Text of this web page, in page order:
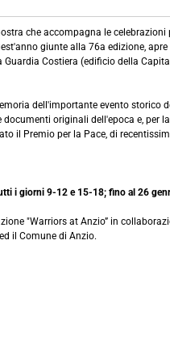
che accompagna le celebrazioni
giunte alla 76a edizione,
Guardia Costiera (edificio della
dell'importante evento storico
originali dell'epoca e, per
il Premio per la Pace, di
i giorni 9-12 e 15-18; fino al 26
"Warriors at Anzio” in
il Comune di Anzio.